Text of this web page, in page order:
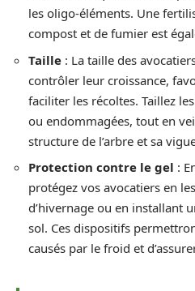
les oligo-éléments. Une
compost et de fumier est
Taille : La taille des
contrôler leur croissance,
faciliter les récoltes. Taillez
ou endommagées, tout en
structure de l’arbre et sa
Protection contre le gel :
protégez vos avocatiers en
d’hivernage ou en installant
sol. Ces dispositifs
causés par le froid et